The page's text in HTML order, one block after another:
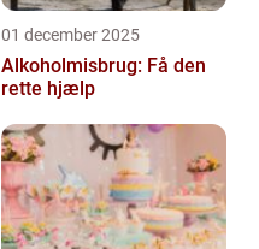
01 december 2025
Alkoholmisbrug: Få den
rette hjælp